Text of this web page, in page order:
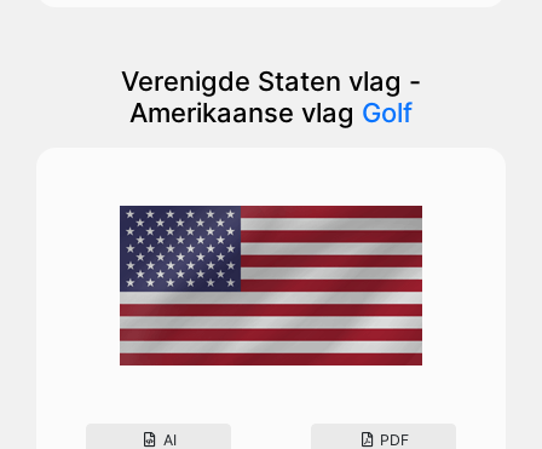
Verenigde Staten vlag -
Amerikaanse vlag Golf
AI PDF